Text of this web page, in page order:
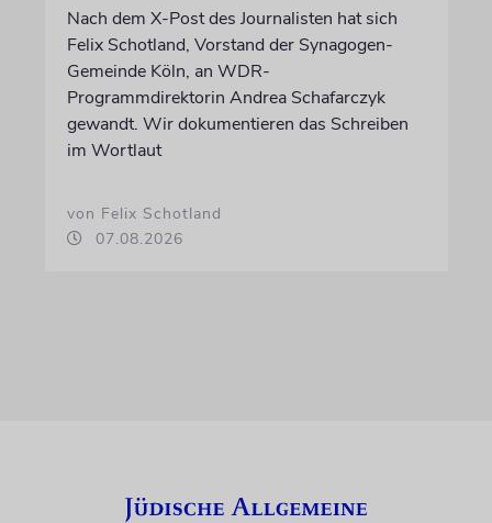
Nach dem X-Post des Journalisten hat sich
Felix Schotland, Vorstand der Synagogen-
Gemeinde Köln, an WDR-
Programmdirektorin Andrea Schafarczyk
gewandt. Wir dokumentieren das Schreiben
im Wortlaut
von Felix Schotland
07.08.2026